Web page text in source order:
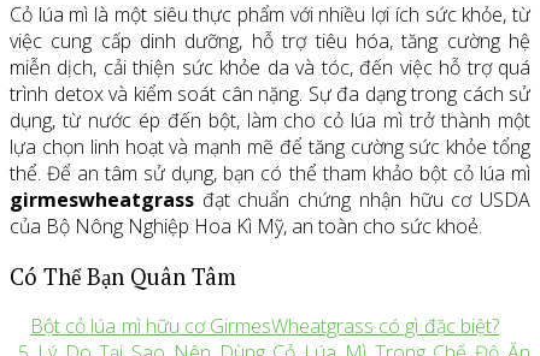
Cỏ lúa mì là một siêu thực phẩm với nhiều lợi ích sức khỏe, từ
việc cung cấp dinh dưỡng, hỗ trợ tiêu hóa, tăng cường hệ
miễn dịch, cải thiện sức khỏe da và tóc, đến việc hỗ trợ quá
trình detox và kiểm soát cân nặng. Sự đa dạng trong cách sử
dụng, từ nước ép đến bột, làm cho cỏ lúa mì trở thành một
lựa chọn linh hoạt và mạnh mẽ để tăng cường sức khỏe tổng
thể. Để an tâm sử dụng, bạn có thể tham khảo bột cỏ lúa mì
girmeswheatgrass đạt chuẩn chứng nhận hữu cơ USDA
của Bộ Nông Nghiệp Hoa Kì Mỹ, an toàn cho sức khoẻ.
Có Thể Bạn Quân Tâm
Bột cỏ lúa mì hữu cơ GirmesWheatgrass có gì đặc biệt?